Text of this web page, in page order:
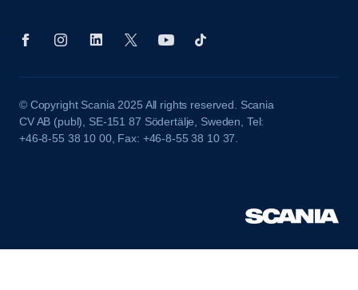
© Copyright Scania 2025 All rights reserved. Scania
CV AB (publ), SE-151 87 Södertälje, Sweden, Tel:
+46-8-55 38 10 00, Fax: +46-8-55 38 10 37.